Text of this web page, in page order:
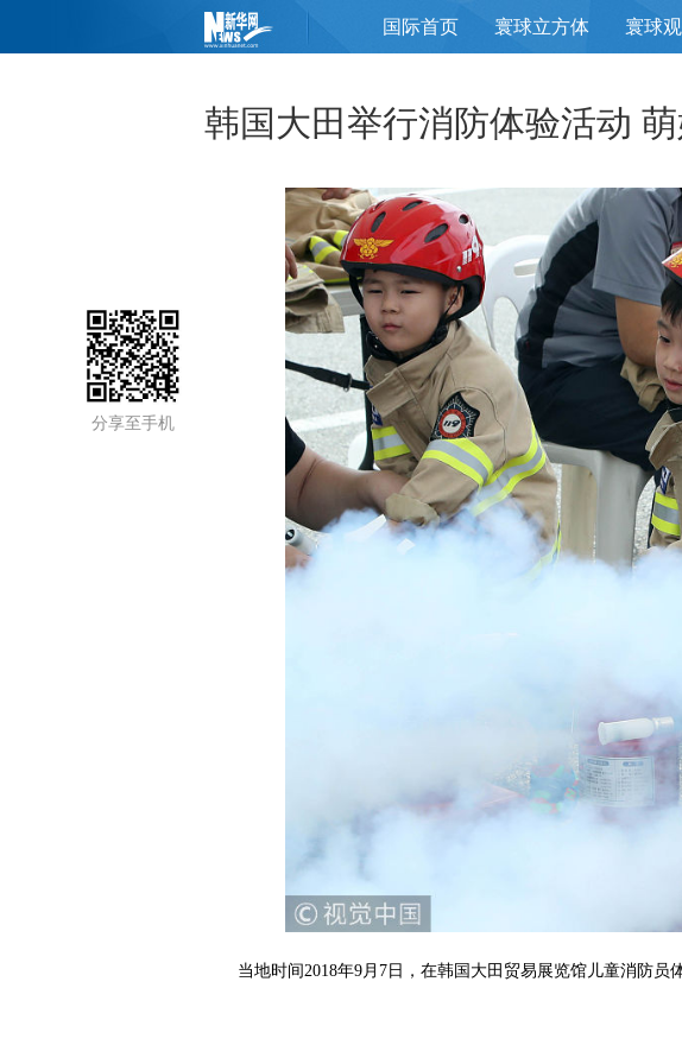
国际首页 寰球立方体 寰球
分享至手机
韩国大田举行消防体验活动
当地时间2018年9月7日，在韩国大田贸易展览馆儿童消防员